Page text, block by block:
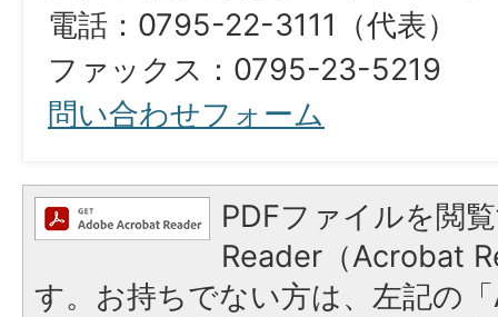
電話：0795-22-3111（代表）
ファックス：0795-23-5219
問い合わせフォーム
PDFファイルを閲
Reader（Acrobat
す。お持ちでない方は、左記の